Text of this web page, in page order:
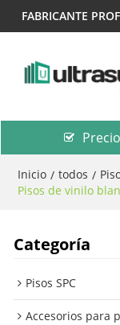
FABRICANTE
Inicio / todos /
Pisos de vinilo
Categoría
Pisos SPC
Accesorios para